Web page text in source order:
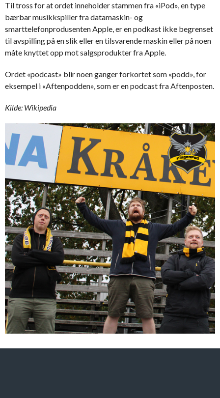
Til tross for at ordet inneholder stammen fra «iPod», en type
bærbar musikkspiller fra datamaskin- og
smarttelefonprodusenten Apple, er en podkast ikke begrenset
til avspilling på en slik eller en tilsvarende maskin eller på noen
måte knyttet opp mot salgsprodukter fra Apple.
Ordet «podcast» blir noen ganger forkortet som «podd», for
eksempel i «Aftenpodden», som er en podcast fra Aftenposten.
Kilde: Wikipedia